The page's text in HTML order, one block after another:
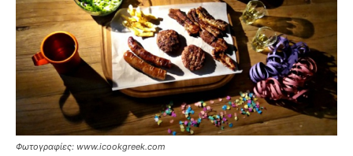
Φωτογραφίες: www.icookgreek.com